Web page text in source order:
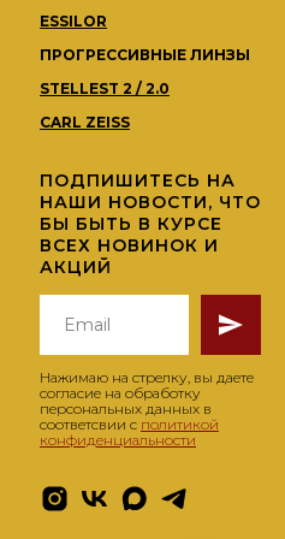
ESSILOR
ПРОГРЕССИВНЫЕ ЛИНЗЫ
STELLEST 2 / 2.0
CARL ZEISS
ПОДПИШИТЕСЬ НА
НАШИ НОВОСТИ, ЧТО
БЫ БЫТЬ В КУРСЕ
ВСЕХ НОВИНОК И
АКЦИЙ
Нажимаю на стрелку, вы даете
согласие на обработку
персональных данных в
соответсвии с политикой
конфиденциальности